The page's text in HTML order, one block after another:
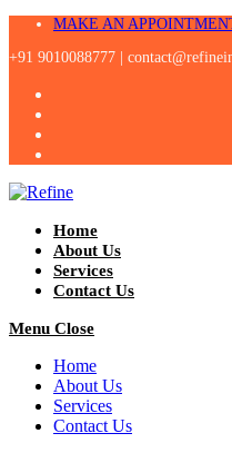
Skip
content
MAKE AN
+91 9010088777 |
Home
About Us
Services
Contact Us
Menu Close
Home
About Us
Services
Contact Us